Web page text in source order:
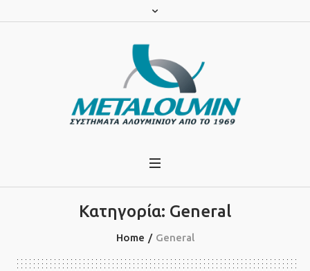
Κατηγορία: General
Home / General